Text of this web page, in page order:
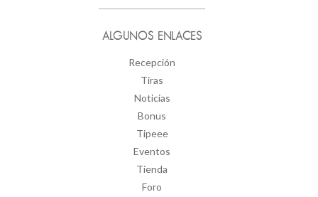
ALGUNOS ENLACES
Recepción
Tiras
Noticias
Bonus
Tipeee
Eventos
Tienda
Foro